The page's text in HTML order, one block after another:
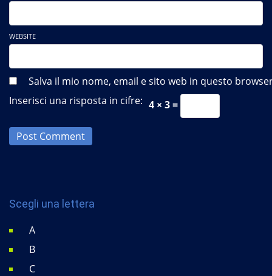
WEBSITE
Salva il mio nome, email e sito web in questo
Inserisci una risposta in cifre: 4 × 3 =
Post Comment
Scegli una lettera
A
B
C